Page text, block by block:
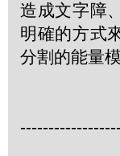
造成文字障
明確的方式
分割的能量